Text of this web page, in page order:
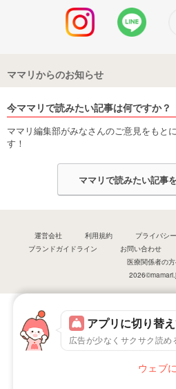
アプリに切り替
広告が少なくサクサク読め
ウェブ
ママリからのお知らせ
今ママリで読みたい記事は何ですか？
ママリ編集部がみなさんのご意見をもと
す！
ママリで読みたい記事
運営会社 利用規約 プライバシ
ブランドガイドライン
お問い合わせ
医療関係者の